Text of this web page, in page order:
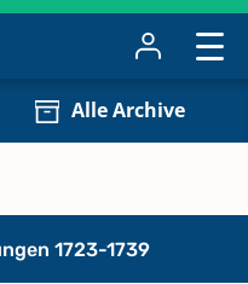
Alle Archive
1723-1739